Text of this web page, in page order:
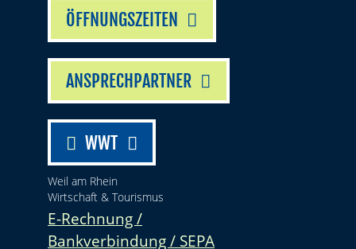
ÖFFNUNGSZEITEN
ANSPRECHPARTNER
WWT
Weil am Rhein
Wirtschaft & Tourismus
E-Rechnung /
Bankverbindung / SEPA